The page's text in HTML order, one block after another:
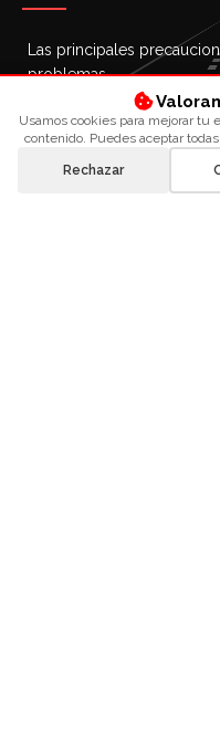
Las principales
problemas
Cómo vender un coche
26 octubre 2025
Usamos cookies para mejorar tu
contenido. Puedes aceptar
Rechazar